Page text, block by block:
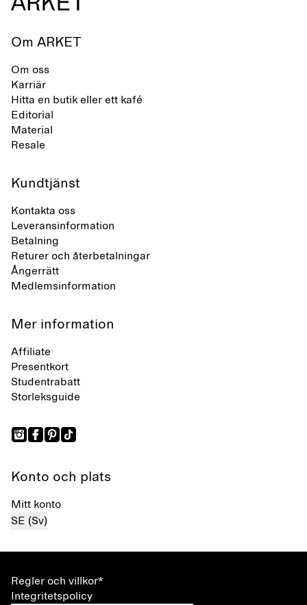
Om ARKET
Om oss
Karriär
Hitta en butik eller ett kafé
Editorial
Material
Resale
Kundtjänst
Kontakta oss
Leveransinformation
Betalning
Returer och återbetalningar
Ångerrätt
Medlemsinformation
Mer information
Affiliate
Presentkort
Studentrabatt
Storleksguide
Konto och plats
Mitt konto
SE (Sv)
Regler och villkor*
Integritetspolicy